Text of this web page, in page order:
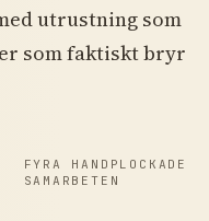
utrustning som
som faktiskt bryr
FYRA HANDPLOCKADE
SAMARBETEN